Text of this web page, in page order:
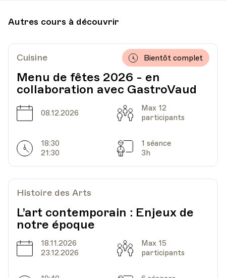
Pully
Autres cours à découvrir
Cuisine
Menu de fêtes 2026 - en
collaboration avec GastroVaud
Bientôt complet
Date
08.12.2026 Capacité
Max 12
participants
Horarires
18:30
21:30
Séances
1 séance
3h
Histoire des Arts
L’art contemporain : Enjeux de
notre époque
Date
18.11.2026
23.12.2026
Capacité
Max 15
participants